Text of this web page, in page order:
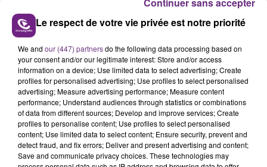
Le respect de votre vie privée est notre priorité
We and our (447) partnersdo the following data processing based on
your consent and/or our legitimate interest: Store and/or access
information on a device; Use limited data to select advertising; Create
profiles for personalised advertising; Use profiles to select personalised
advertising; Measure advertising performance; Measure content
performance; Understand audiences through statistics or combinations
of data from different sources; Develop and improve services; Create
profiles to personalise content; Use profiles to select personalised
content; Use limited data to select content; Ensure security, prevent and
detect fraud, and fix errors; Deliver and present advertising and content;
Save and communicate privacy choices. These technologies may